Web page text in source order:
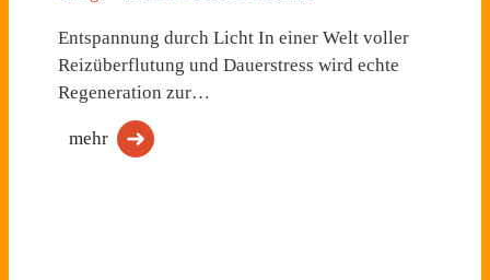
Entspannung durch Licht In einer Welt voller
Reizüberflutung und Dauerstress wird echte
Regeneration zur…
mehr